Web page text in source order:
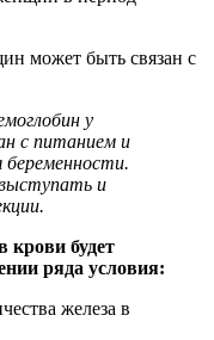
может быть связан с
у
с питанием и
и
крови будет
ряда условия:
железа в